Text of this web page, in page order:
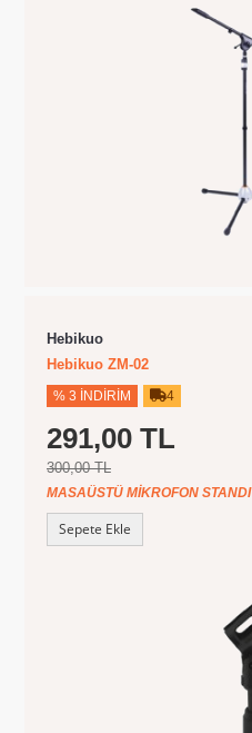
Hebikuo
Hebikuo ZM-02
% 3 İNDIRIM 4
291,00 TL
300,00 TL
MASAÜSTÜ MIKROFON STANDI
Sepete Ekle